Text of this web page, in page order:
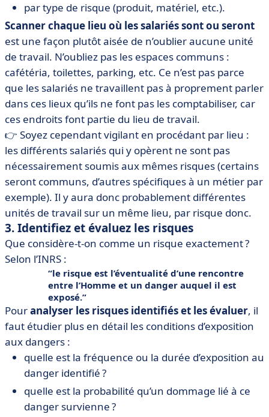
par type de risque (produit, matériel, etc.).
Scanner chaque lieu où les salariés sont ou seront
est une façon plutôt aisée de n’oublier aucune unité
de travail. N’oubliez pas les espaces communs :
cafétéria, toilettes, parking, etc. Ce n’est pas parce
que les salariés ne travaillent pas à proprement parler
dans ces lieux qu’ils ne font pas les comptabiliser, car
ces endroits font partie du lieu de travail.
👉 Soyez cependant vigilant en procédant par lieu :
les différents salariés qui y opèrent ne sont pas
nécessairement soumis aux mêmes risques (certains
seront communs, d’autres spécifiques à un métier par
exemple). Il y aura donc probablement différentes
unités de travail sur un même lieu, par risque donc.
3. Identifiez et évaluez les risques
Que considère-t-on comme un risque exactement ?
Selon l’INRS :
le risque est l’éventualité d’une rencontre
entre l’Homme et un danger auquel il est
exposé.
Pouranalyser les risques identifiés et les évaluer, il
faut étudier plus en détail les conditions d’exposition
aux dangers :
quelle est la fréquence ou la durée d’exposition au
danger identifié ?
quelle est la probabilité qu’un dommage lié à ce
danger survienne ?